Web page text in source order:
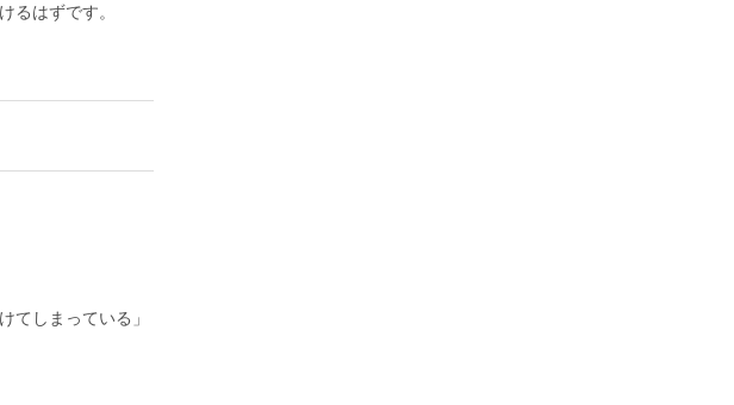
るはずです。
てしまっている」